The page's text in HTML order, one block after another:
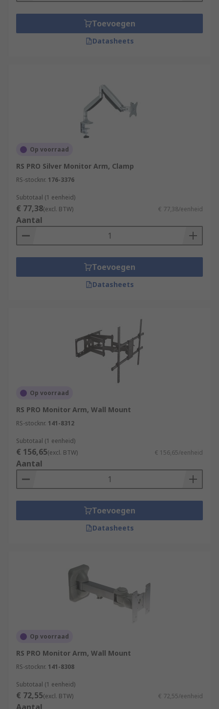
Toevoegen
Datasheets
Op voorraad
RS PRO Silver Monitor Arm, Clamp
RS-stocknr. 176-3376
Subtotaal (1 eenheid)
€ 77,38(excl. BTW) € 77,38/eenheid
Aantal
Toevoegen
Datasheets
Op voorraad
RS PRO Monitor Arm, Wall Mount
RS-stocknr. 141-8312
Subtotaal (1 eenheid)
€ 156,65(excl. BTW) € 156,65/eenheid
Aantal
Toevoegen
Datasheets
Op voorraad
RS PRO Monitor Arm, Wall Mount
RS-stocknr. 141-8308
Subtotaal (1 eenheid)
€ 72,55(excl. BTW) € 72,55/eenheid